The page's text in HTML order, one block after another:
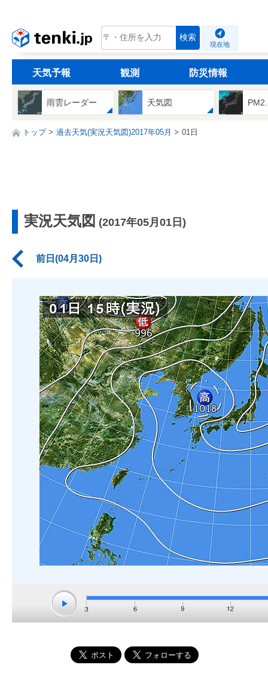
tenki.jp 検索
現在地
天気予報 観測 防災情報
雨雲レーダー 天気図
トップ 過去天気(実況天気図)2017年05月 01日
実況天気図 (2017年05月01日)
前日(04月30日)